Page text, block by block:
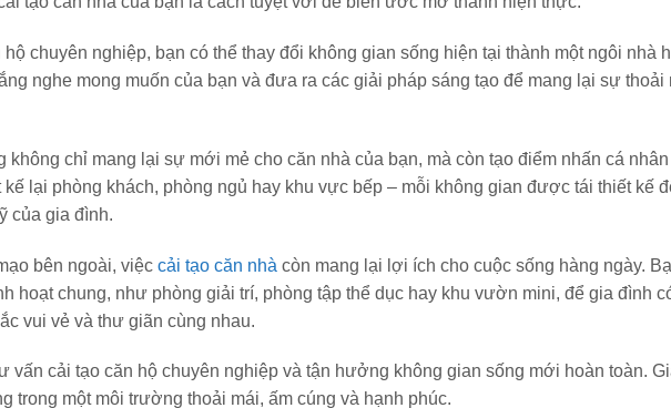
chuyên nghiệp, bạn có thể thay đổi không gian sống hiện tại thành một ngôi nhà
nghe mong muốn của bạn và đưa ra các giải pháp sáng tạo để mang lại sự thoải
không chỉ mang lại sự mới mẻ cho căn nhà của bạn, mà còn tạo điểm nhấn cá nhân
lại phòng khách, phòng ngủ hay khu vực bếp – mỗi không gian được tái thiết kế
của gia đình.
bên ngoài, việc cải tạo căn nhà còn mang lại lợi ích cho cuộc sống hàng ngày.
hoạt chung, như phòng giải trí, phòng tập thể dục hay khu vườn mini, để gia đình
vui vẻ và thư giãn cùng nhau.
vấn cải tạo căn hộ chuyên nghiệp và tận hưởng không gian sống mới hoàn toàn.
trong một môi trường thoải mái, ấm cúng và hạnh phúc.